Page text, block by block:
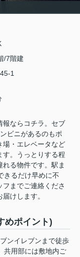
/7階建
1
報ならコチラ。セブ
ビニがあるのもポ
場・エレベータなど
す。うっとりする程
る物件です。駅ま
きるだけ早めに不
までご連絡くださ
けします。
めポイント)
ンイレブンまで徒歩
共用部には敷地内ご